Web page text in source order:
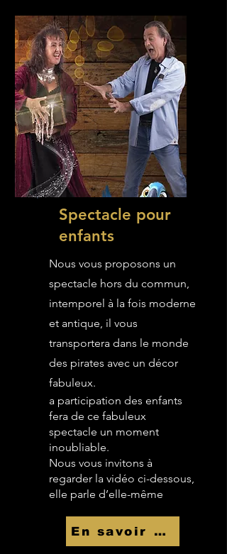
Spectacle pour
enfants
Nous vous proposons un
spectacle hors du commun,
intemporel à la fois moderne
et antique, il vous
transportera dans le monde
des pirates avec un décor
fabuleux.
a participation des enfants
fera de ce fabuleux
spectacle un moment
inoubliable.
Nous vous invitons à
regarder la vidéo ci-dessous,
elle parle d’elle-même
En savoir Plus